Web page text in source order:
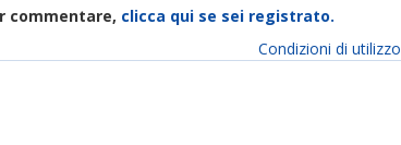
commentare, clicca qui se sei registrato.
Condizioni di utilizzo